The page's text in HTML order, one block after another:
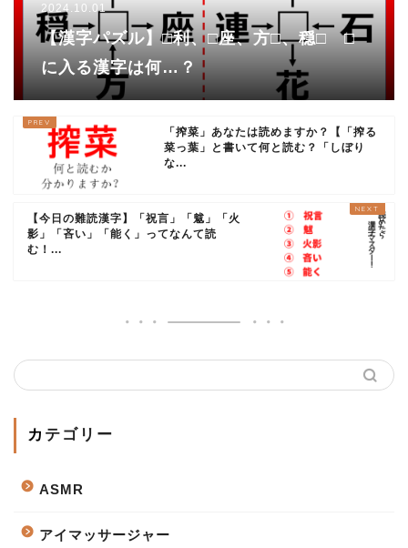
2024.10.01
【漢字パズル】□利、□座、方□、穏□ □
に入る漢字は何…？
「搾菜」あなたは読めますか？【「搾る
菜っ葉」と書いて何と読む？「しぼり
な...
【今日の難読漢字】「祝言」「魃」「火
影」「吝い」「能く」ってなんて読
む！...
カテゴリー
ASMR
アイマッサージャー